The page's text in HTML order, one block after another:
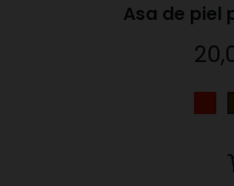
Asa de piel